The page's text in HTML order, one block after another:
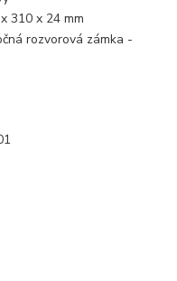
310 x 24 mm
rozvorová zámka -